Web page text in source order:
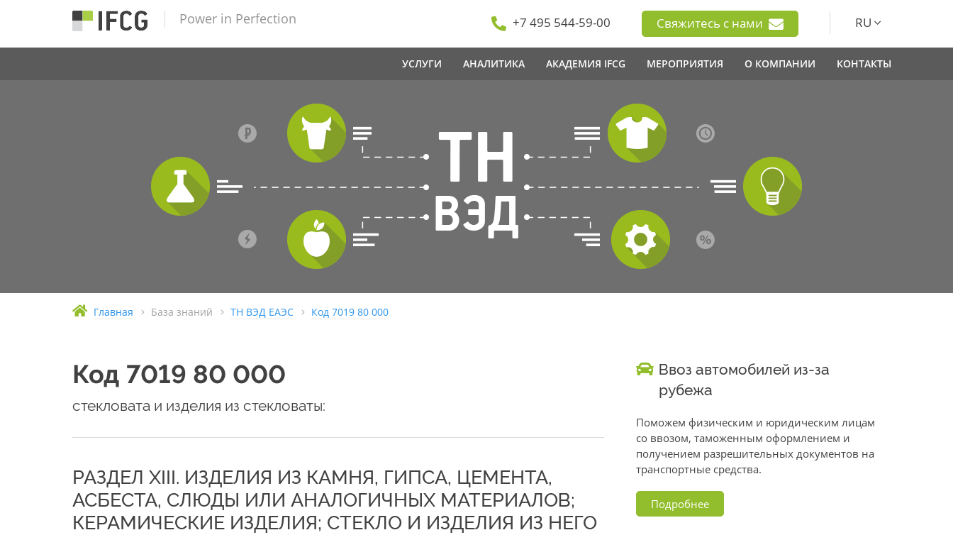
Power in Perfection +7 495 544-59-00 Свяжитесь с нами RU
УСЛУГИ АНАЛИТИКА АКАДЕМИЯ IFCG МЕРОПРИЯТИЯ О КОМПАНИИ КОНТАКТЫ
Главная База знаний ТН ВЭД ЕАЭС Код 7019 80 000
Код 7019 80 000
стекловата и изделия из стекловаты:
РАЗДЕЛ XIII. ИЗДЕЛИЯ ИЗ КАМНЯ, ГИПСА, ЦЕМЕНТА,
АСБЕСТА, СЛЮДЫ ИЛИ АНАЛОГИЧНЫХ МАТЕРИАЛОВ;
КЕРАМИЧЕСКИЕ ИЗДЕЛИЯ; СТЕКЛО И ИЗДЕЛИЯ ИЗ НЕГО
Ввоз автомобилей из-за
рубежа
Поможем физическим и юридическим лицам
со ввозом, таможенным оформлением и
получением разрешительных документов на
транспортные средства.
Подробнее